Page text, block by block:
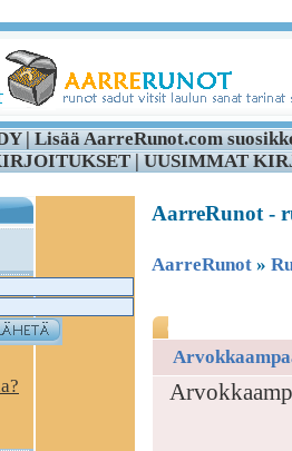
|Lisää AarreRunot.com
|UUSIMMAT
AarreRunot -
AarreRunot »